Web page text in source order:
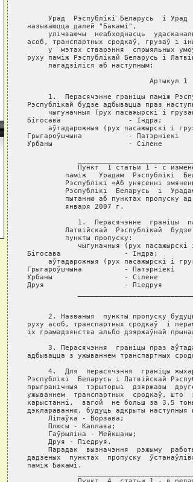
Урад  Рэспублiкi Беларусь  i Урад
называюцца далей "Бакамi",
улiчваючы  неабходнасць
асоб, транспартных сродкаў, грузаў i
у  мэтах стварэння  спрыяльных
руху памiж Рэспублiкай Беларусь i
     пагадзiлiся аб наступным:
                             Артыкул 1
1.  Перасячэнне граніцы паміж
Рэспублікай будзе адбывацца праз
чыгуначныя (рух пасажырскі і
Бігосава                - Індра;
аўтадарожныя (рух пасажырскі і
Грыгароўшчына           - Патэрніекі
Урбаны                  - Сілене
Пункт  1 статьи 1 - с
паміж   Урадам  Рэспублікі
Рэспублікі «Аб унясенні
Рэспублікі  Беларусь  і
пытанню аб пунктах пропуску
         января 2007 г.
1.  Перасячэнне  граніцы
Латвійскай  Рэспублікай
         пункты пропуску:
чыгуначныя (рух пасажырскі
Бігосава               - Індра;
аўтадарожныя (рух пасажырскі і
Грыгароўшчына          - Патэрніекі
Урбаны                 - Сілене
Друя                   - Піедруя
2. Названыя  пункты пропуску
руху асоб, транспартных сродкаў  i
iх грамадзянства альбо дзяржаўнай
3. Перасячэння  гранiцы праз
адбывацца з ужываннем транспартных
4.  Для  перасячэння  граніцы
Рэспублікі  Беларусь і Латвійскай
прыгранічныя  тэрыторыі  дзяржавы
ужываннем  транспартных  сродкаў, што
карыстанні,  вагой  не больш за 3,5
дэклараванню, будуць адкрыты наступныя
     Ліпаўка - Ворзава;
     Плюсы - Каплава;
     Гаўрыліна - Мейкшаны;
     Друя - Піедруя.
Парадак  вызначэння  рэжыму
дадзеных  пунктах  пропуску
паміж Бакамі.